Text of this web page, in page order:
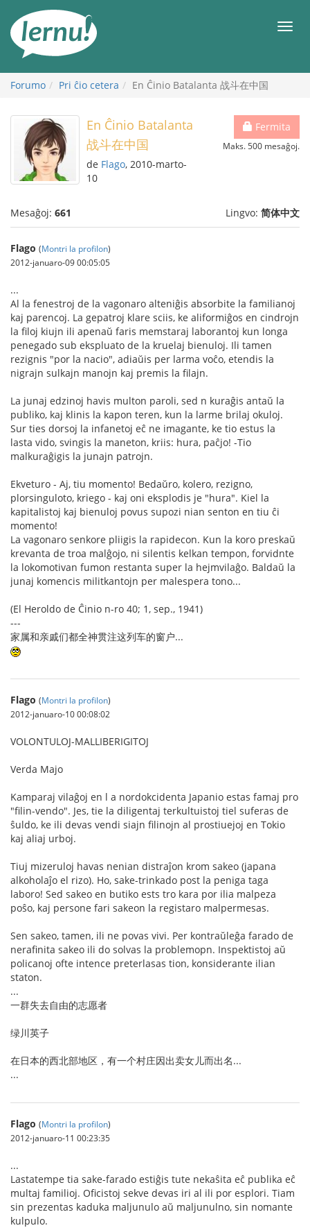
enhavo
Forumo Pri ĉio cetera En Ĉinio Batalanta 战斗在中国
Fermita
Maks. 500 mesaĝoj.
En Ĉinio Batalanta
战斗在中国
de Flago, 2010-marto-
10
Mesaĝoj: 661 Lingvo: 简体中文
Flago (Montri la profilon)
2012-januaro-09 00:05:05
...
Al la fenestroj de la vagonaro alteniĝis absorbite la familianoj
kaj parencoj. La gepatroj klare sciis, ke aliformiĝos en cindrojn
la filoj kiujn ili apenaŭ faris memstaraj laborantoj kun longa
penegado sub ekspluato de la kruelaj bienuloj. Ili tamen
rezignis "por la nacio", adiaŭis per larma voĉo, etendis la
nigrajn sulkajn manojn kaj premis la filajn.
La junaj edzinoj havis multon paroli, sed n kuraĝis antaŭ la
publiko, kaj klinis la kapon teren, kun la larme brilaj okuloj.
Sur ties dorsoj la infanetoj eĉ ne imagante, ke tio estus la
lasta vido, svingis la maneton, kriis: hura, paĉjo! -Tio
malkuraĝigis la junajn patrojn.
Ekveturo - Aj, tiu momento! Bedaŭro, kolero, rezigno,
plorsinguloto, kriego - kaj oni eksplodis je "hura". Kiel la
kapitalistoj kaj bienuloj povus supozi nian senton en tiu ĉi
momento!
La vagonaro senkore pliigis la rapidecon. Kun la koro preskaŭ
krevanta de troa malĝojo, ni silentis kelkan tempon, forvidnte
la lokomotivan fumon restanta super la hejmvilaĝo. Baldaŭ la
junaj komencis militkantojn per malespera tono...
(El Heroldo de Ĉinio n-ro 40; 1, sep., 1941)
---
家属和亲戚们都全神贯注这列车的窗户...
Flago (Montri la profilon)
2012-januaro-10 00:08:02
VOLONTULOJ-MALLIBERIGITOJ
Verda Majo
Kamparaj vilaĝoj en l a nordokcidenta Japanio estas famaj pro
"filin-vendo". Jes, tie la diligentaj terkultuistoj tiel suferas de
ŝuldo, ke ili devas vendi siajn filinojn al prostiuejoj en Tokio
kaj aliaj urboj.
Tiuj mizeruloj havas nenian distraĵon krom sakeo (japana
alkoholaĵo el rizo). Ho, sake-trinkado post la peniga taga
laboro! Sed sakeo en butiko ests tro kara por ilia malpeza
poŝo, kaj persone fari sakeon la registaro malpermesas.
Sen sakeo, tamen, ili ne povas vivi. Per kontraŭleĝa farado de
nerafinita sakeo ili do solvas la problemopn. Inspektistoj aŭ
policanoj ofte intence preterlasas tion, konsiderante ilian
staton.
...
一群失去自由的志愿者
绿川英子
在日本的西北部地区，有一个村庄因出卖女儿而出名...
...
Flago (Montri la profilon)
2012-januaro-11 00:23:35
...
Lastatempe tia sake-farado estiĝis tute nekaŝita eĉ publika eĉ
multaj familioj. Oficistoj sekve devas iri al ili por esplori. Tiam
sin prezentas kaduka maljunulo aŭ maljunulno, sin nomante
kulpulo.